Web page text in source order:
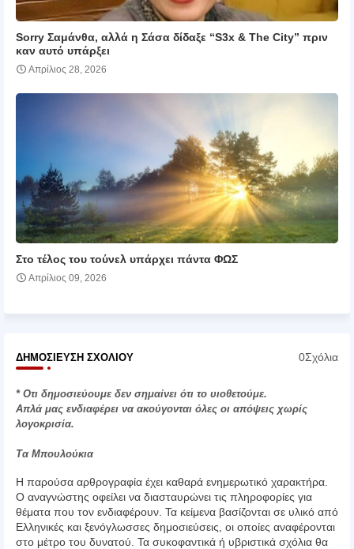
Sorry Σαμάνθα, αλλά η Σάσα δίδαξε “S3x & The City” πριν
καν αυτό υπάρξει
Απρίλιος 28, 2026
Στο τέλος του τούνελ υπάρχει πάντα ΦΩΣ
Απρίλιος 09, 2026
ΔΗΜΟΣΊΕΥΣΗ ΣΧΟΛΊΟΥ 0Σχόλια
* Οτι δημοσιεύουμε δεν σημαίνει ότι το υιοθετούμε.
Απλά μας ενδιαφέρει να ακούγονται όλες οι απόψεις χωρίς
λογοκρισία.
Τα Μπουλούκια
Η παρούσα αρθρογραφία έχει καθαρά ενημερωτικό χαρακτήρα.
Ο αναγνώστης οφείλει να διασταυρώνει τις πληροφορίες για
θέματα που τον ενδιαφέρουν. Τα κείμενα βασίζονται σε υλικό από
Ελληνικές και ξενόγλωσσες δημοσιεύσεις, οι οποίες αναφέρονται
στο μέτρο του δυνατού. Τα συκοφαντικά ή υβριστικά σχόλια θα